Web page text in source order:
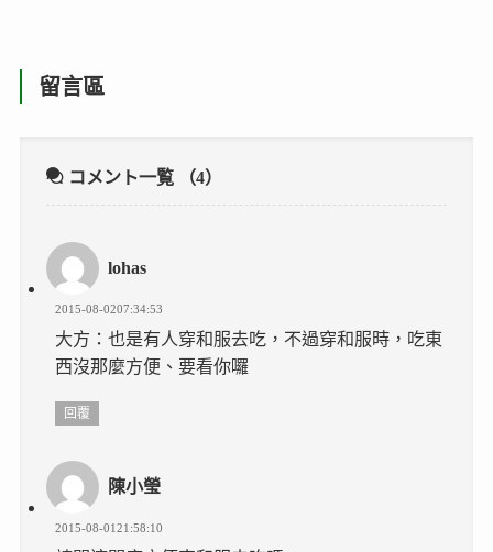
留言區
コメント一覧 （4）
lohas
2015-08-0207:34:53
大方：也是有人穿和服去吃，不過穿和服時，吃東
西沒那麼方便、要看你囉
回覆
陳小瑩
2015-08-0121:58:10